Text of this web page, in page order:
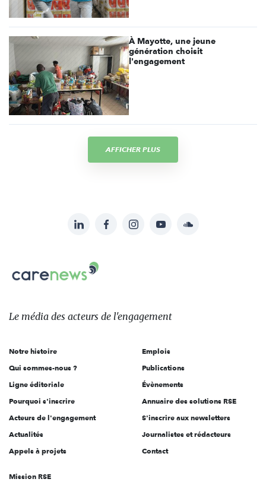
À Mayotte, une jeune
génération choisit
l'engagement
AFFICHER PLUS
sur:
LinkedInFacebookInstagramYouTubeSoundcloud
Carenews,
Le
des
l'engagement
Le média des acteurs de l'engagement
Notre histoire
Qui sommes-nous ?
Ligne éditoriale
Pourquoi s'inscrire
Acteurs de l'engagement
Actualités
Appels à projets
Emplois
Publications
Évènements
Annuaire des solutions RSE
S'inscrire aux newsletters
Journalistes et rédacteurs
Contact
Mission RSE